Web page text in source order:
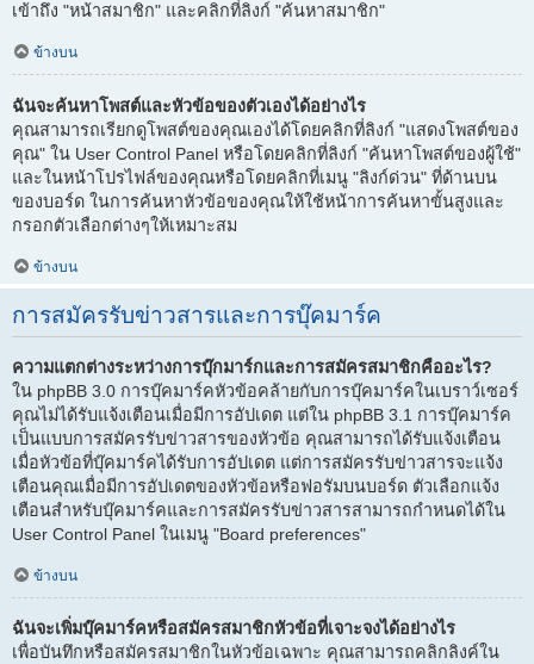
เข้าถึง "หน้าสมาชิก" และคลิกที่ลิงก์ "ค้นหาสมาชิก"
ข้างบน
ฉันจะค้นหาโพสต์และหัวข้อของตัวเองได้อย่างไร
คุณสามารถเรียกดูโพสต์ของคุณเองได้โดยคลิกที่ลิงก์ "แสดงโพสต์ของ
คุณ" ใน User Control Panel หรือโดยคลิกที่ลิงก์ "ค้นหาโพสต์ของผู้ใช้"
และในหน้าโปรไฟล์ของคุณหรือโดยคลิกที่เมนู "ลิงก์ด่วน" ที่ด้านบน
ของบอร์ด ในการค้นหาหัวข้อของคุณให้ใช้หน้าการค้นหาขั้นสูงและ
กรอกตัวเลือกต่างๆให้เหมาะสม
ข้างบน
การสมัครรับข่าวสารและการบุ๊คมาร์ค
ความแตกต่างระหว่างการบุ๊กมาร์กและการสมัครสมาชิกคืออะไร?
ใน phpBB 3.0 การบุ๊คมาร์คหัวข้อคล้ายกับการบุ๊คมาร์คในเบราว์เซอร์
คุณไม่ได้รับแจ้งเตือนเมื่อมีการอัปเดต แต่ใน phpBB 3.1 การบุ๊คมาร์ค
เป็นแบบการสมัครรับข่าวสารของหัวข้อ คุณสามารถได้รับแจ้งเตือน
เมื่อหัวข้อที่บุ๊คมาร์คได้รับการอัปเดต แต่การสมัครรับข่าวสารจะแจ้ง
เตือนคุณเมื่อมีการอัปเดตของหัวข้อหรือฟอรัมบนบอร์ด ตัวเลือกแจ้ง
เตือนสำหรับบุ๊คมาร์คและการสมัครรับข่าวสารสามารถกำหนดได้ใน
User Control Panel ในเมนู "Board preferences"
ข้างบน
ฉันจะเพิ่มบุ๊คมาร์คหรือสมัครสมาชิกหัวข้อที่เจาะจงได้อย่างไร
เพื่อบันทึกหรือสมัครสมาชิกในหัวข้อเฉพาะ คุณสามารถคลิกลิงค์ใน